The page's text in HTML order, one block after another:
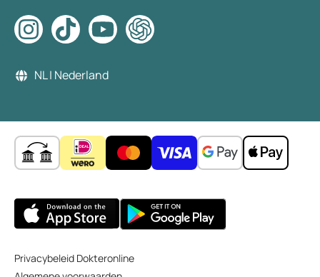
NL | Nederland
Privacybeleid Dokteronline